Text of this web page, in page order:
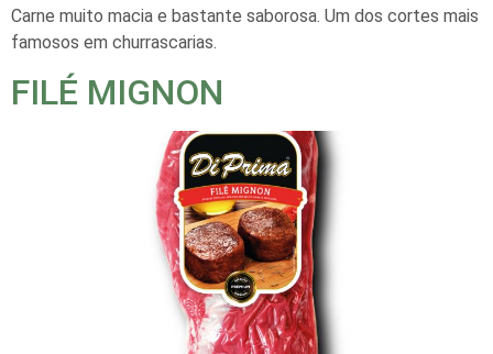
Carne muito macia e bastante saborosa. Um dos cortes mais
famosos em churrascarias.
FILÉ MIGNON